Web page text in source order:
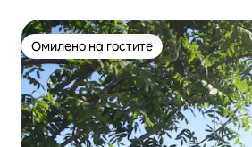
Омилено на гостите
Омилено на гостите